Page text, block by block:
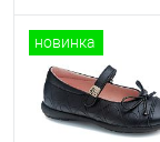
новинка